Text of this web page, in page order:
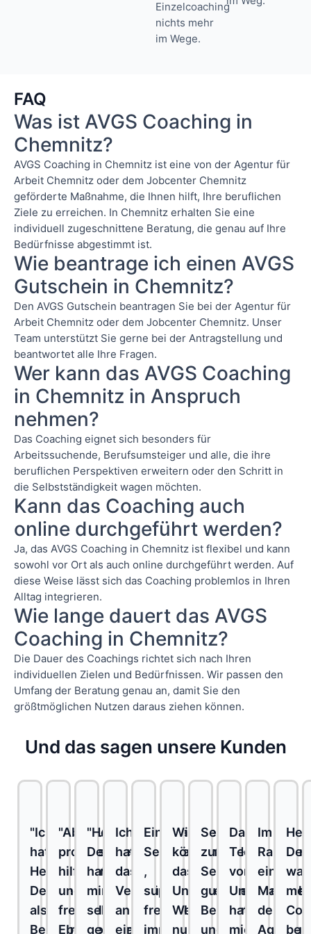
Einzelcoaching
nichts mehr
im Wege.
FAQ
Was ist AVGS Coaching in
Chemnitz?
AVGS Coaching in Chemnitz ist eine von der Agentur für
Arbeit Chemnitz oder dem Jobcenter Chemnitz
geförderte Maßnahme, die Ihnen hilft, Ihre beruflichen
Ziele zu erreichen. In Chemnitz erhalten Sie eine
individuell zugeschnittene Beratung, die genau auf Ihre
Bedürfnisse abgestimmt ist.
Wie beantrage ich einen AVGS
Gutschein in Chemnitz?
Den AVGS Gutschein beantragen Sie bei der Agentur für
Arbeit Chemnitz oder dem Jobcenter Chemnitz. Unser
Team unterstützt Sie gerne bei der Antragstellung und
beantwortet alle Ihre Fragen.
Wer kann das AVGS Coaching
in Chemnitz in Anspruch
nehmen?
Das Coaching eignet sich besonders für
Arbeitssuchende, Berufsumsteiger und alle, die ihre
beruflichen Perspektiven erweitern oder den Schritt in
die Selbstständigkeit wagen möchten.
Kann das Coaching auch
online durchgeführt werden?
Ja, das AVGS Coaching in Chemnitz ist flexibel und kann
sowohl vor Ort als auch online durchgeführt werden. Auf
diese Weise lässt sich das Coaching problemlos in Ihren
Alltag integrieren.
Wie lange dauert das AVGS
Coaching in Chemnitz?
Die Dauer des Coachings richtet sich nach Ihren
individuellen Zielen und Bedürfnissen. Wir passen den
Umfang der Beratung genau an, damit Sie den
größtmöglichen Nutzen daraus ziehen können.
Und das sagen unsere Kunden
"Ich
hatte
Herr
Deuble
als
Berater
"Absolut
professionell,
hilfsbereit
und
freundlich.
Ebenso
"Herr
Deuble
hat
mir
sehr
geholfen.
Ich
hatte
das
Vergnügen,
an
einem
Einzigartiger
Service
,
super
freundlich
immer
Wir
können
das
Unternehmens-
Werk
nur
Sehr
zufrieden.
Sehr
gute
Beratung
und
Das
Team
von
hat
mich
Im
Rahmen
einer
der
Agentur
war
bei